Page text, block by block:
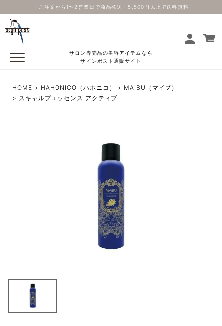
・ご注文から1〜2営業日で商品発送・5,500円以上で送料無料
サロン専売品の美容アイテムなら
サインポスト通販サイト
HOME HAHONICO（ハホニコ）
MAiBU（マイブ）
スキャルプエッセンス アクティブ